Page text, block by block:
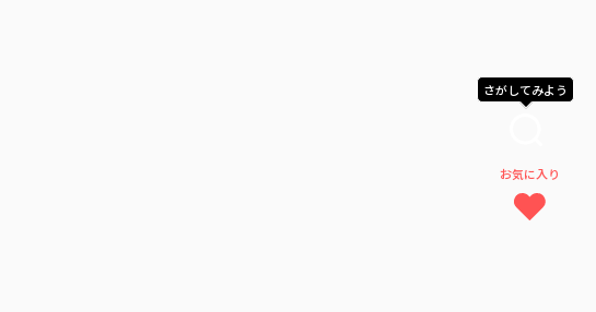
さがしてみよう
お気に入り